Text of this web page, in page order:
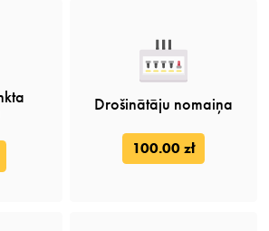
Drošinātāju nomaiņa
100.00 zł